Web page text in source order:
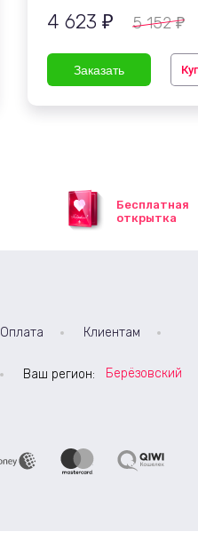
4 623 ₽ 5 152₽
Бесплатная
открытка
Оплата Клиентам
Ваш регион: Берёзовский